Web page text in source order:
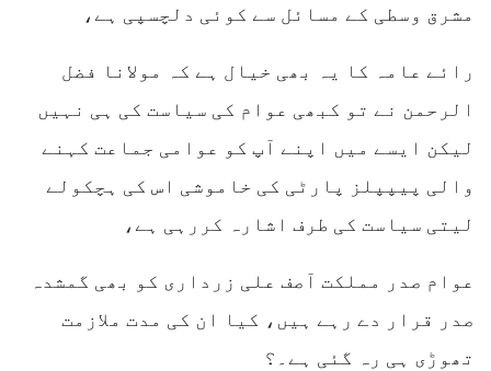
مشرق وسطی کے مسائل سے کوئی دلچسپی ہے،
رائے عامہ کا یہ بھی خیال ہے کہ مولانا فضل
الرحمن نے تو کبھی عوام کی سیاست کی ہی نہیں
لیکن ایسے میں اپنے آپ کو عوامی جماعت کہنے
والی پیپپلز پارٹی کی خاموشی اس کی ہچکولے
لیتی سیاست کی طرف اشارہ کررہی ہے،
عوام صدر مملکت آصف علی زرداری کو بھی گمشدہ
صدر قرار دے رہے ہیں، کیا ان کی مدت ملازمت
تھوڑی ہی رہ گئی ہے۔؟